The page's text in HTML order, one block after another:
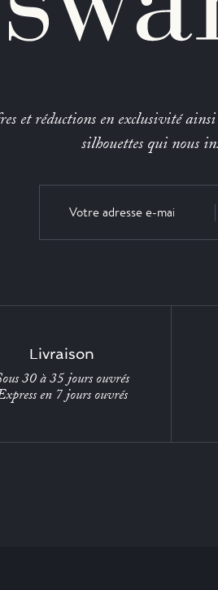
et réductions en exclusivité
silhouettes qui nous
Livraison
30 à 35 jours ouvrés
en 7 jours ouvrés